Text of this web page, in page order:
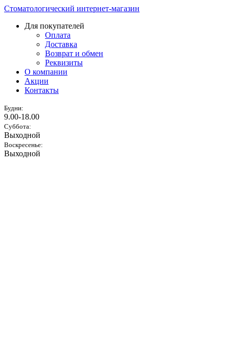
Стоматологический интернет-магазин
Для покупателей
Оплата
Доставка
Возврат и обмен
Реквизиты
О компании
Акции
Контакты
Будни:
9.00-18.00
Суббота:
Выходной
Воскресенье:
Выходной